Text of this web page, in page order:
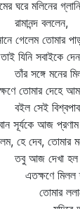
ঘরে মলিনের
বললেন,
গেলেম তোমার
যিনি সবাইকে
সঙ্গে মনের
তোমার দেহে
সেই
সূর্যকে আজ
হে দেব, তোমার
আজ দেখা হল
মিলল
ললাটে